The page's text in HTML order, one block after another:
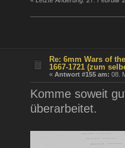
Re: 6mm Wars of
1667-1721 (zum
«Antwort #155 am: 08.
Komme soweit
überarbeitet.